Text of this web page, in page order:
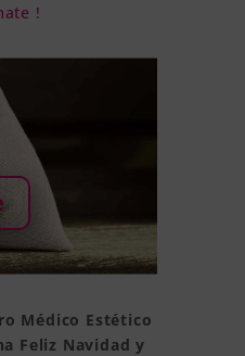
!
Médico Estético
Feliz Navidad y